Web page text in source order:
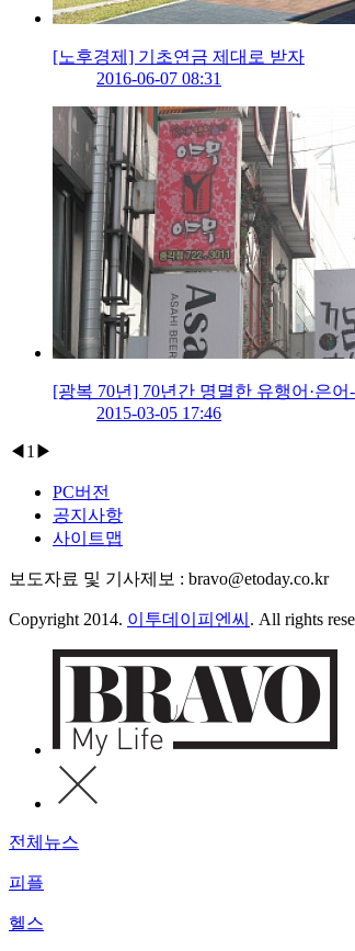
[노후경제] 기초연금 제대로 받자
2016-06-07 08:31
[광복 70년] 70년간 명멸한 유행어·은
2015-03-05 17:46
◀ 1 ▶
PC버전
공지사항
사이트맵
보도자료 및 기사제보 : bravo@etoday.co.kr
Copyright 2014. 이투데이피엔씨 . All rights
전체뉴스
피플
헬스